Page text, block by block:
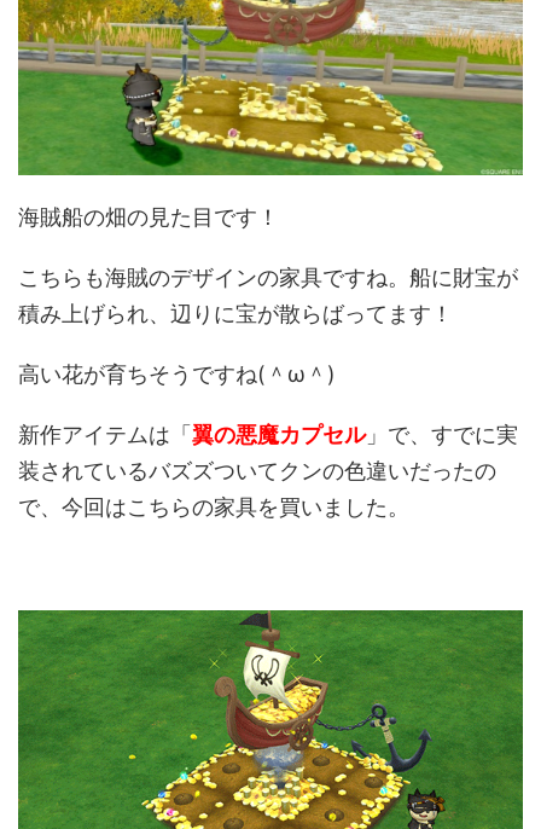
海賊船の畑の見た目です！
こちらも海賊のデザインの家具ですね。船に財宝が
積み上げられ、辺りに宝が散らばってます！
高い花が育ちそうですね(＾ω＾)
新作アイテムは「 翼の悪魔カプセル」で、すでに実
装されているバズズついてクンの色違いだったの
で、今回はこちらの家具を買いました。